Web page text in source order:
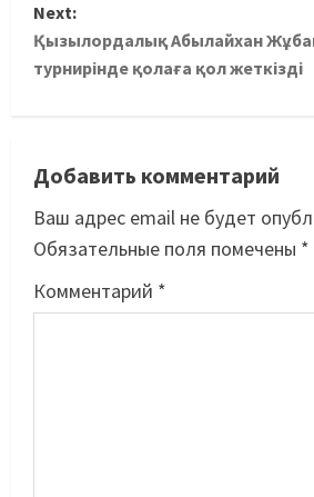
Next:
Қызылордалық Абылайхан
турнирінде қолаға қол жеткізді
Добавить комментарий
Ваш адрес email не будет
Обязательные поля помечены *
Комментарий *